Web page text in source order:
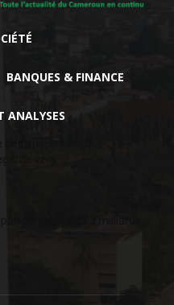
BANQUES & FINANCE
ANALYSES